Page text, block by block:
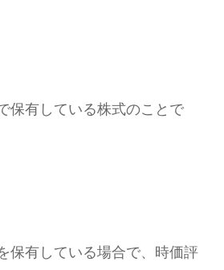
保有している株式のことで
保有している場合で、時価評